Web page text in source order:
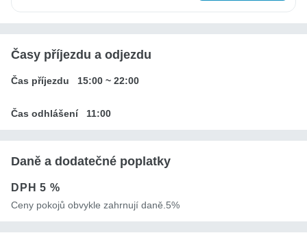
Časy příjezdu a odjezdu
Čas příjezdu 15:00 ~ 22:00
Čas odhlášení 11:00
Daně a dodatečné poplatky
DPH5 %
Ceny pokojů obvykle zahrnují daně.5%